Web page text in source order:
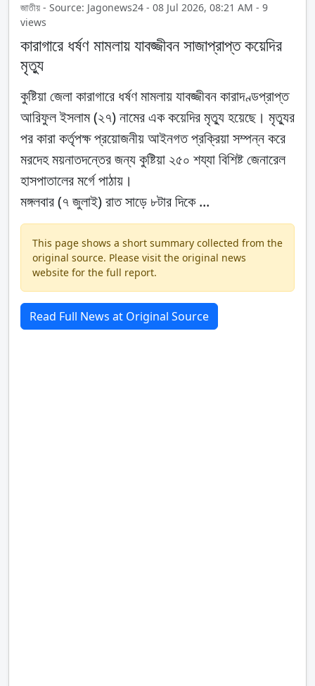
জাতীয় - Source: Jagonews24 - 08 Jul 2026, 08:21 AM - 9
views
কারাগারে ধর্ষণ মামলায় যাবজ্জীবন সাজাপ্রাপ্ত কয়েদির
মৃত্যু
কুষ্টিয়া জেলা কারাগারে ধর্ষণ মামলায় যাবজ্জীবন কারাদণ্ডপ্রাপ্ত
আরিফুল ইসলাম (২৭) নামের এক কয়েদির মৃত্যু হয়েছে। মৃত্যুর
পর কারা কর্তৃপক্ষ প্রয়োজনীয় আইনগত প্রক্রিয়া সম্পন্ন করে
মরদেহ ময়নাতদন্তের জন্য কুষ্টিয়া ২৫০ শয্যা বিশিষ্ট জেনারেল
হাসপাতালের মর্গে পাঠায়।
মঙ্গলবার (৭ জুলাই) রাত সাড়ে ৮টার দিকে ...
This page shows a short summary collected from the
original source. Please visit the original news
website for the full report.
Read Full News at Original Source